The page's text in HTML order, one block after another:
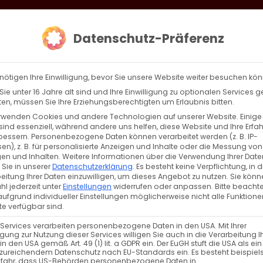
Zurück Vor
Datenschutz-Präferenz
Ihre Einwilligung, bevor Sie unsere Website weiter besuchen
unter 16 Jahre alt sind und Ihre Einwilligung zu optionalen Services
müssen Sie Ihre Erziehungsberechtigten um Erlaubnis bitten.
Cookies und andere Technologien auf unserer Website.
essenziell, während andere uns helfen, diese Website und Ihre
Personenbezogene Daten können verarbeitet werden (z. B. IP-
z. B. für personalisierte Anzeigen und Inhalte oder die Messung von
und Inhalten. Weitere Informationen über die Verwendung Ihrer
in unsererDatenschutzerklärung. Es besteht keine Verpflichtung, in
Ihrer Daten einzuwilligen, um dieses Angebot zu nutzen. Sie
jederzeit unterEinstellungen widerrufen oder anpassen. Bitte
individueller Einstellungen möglicherweise nicht alle
verfügbar sind.
verarbeiten personenbezogene Daten in den USA. Mit Ihrer
zur Nutzung dieser Services willigen Sie auch in die Verarbeitung
den USA gemäß Art. 49 (1) lit. a GDPR ein. Der EuGH stuft die USA als
Datenschutz nach EU-Standards ein. Es besteht
dass US-Behörden personenbezogene Daten in